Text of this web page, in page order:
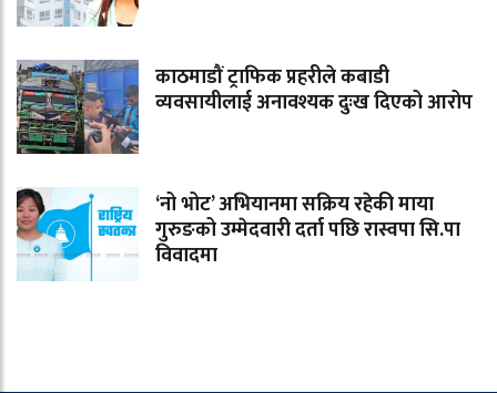
काठमाडौं ट्राफिक प्रहरीले कबाडी
व्यवसायीलाई अनावश्यक दुःख दिएको आरोप
‘नो भोट’ अभियानमा सक्रिय रहेकी माया
गुरुङको उम्मेदवारी दर्ता पछि रास्वपा सि.पा
विवादमा